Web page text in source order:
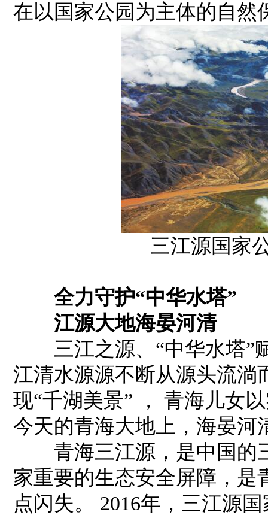
在以国家公园为主体的自然
三江源国家公
全力守护“中华水塔”
江源大地海晏河清
三江之源、“中华水塔”
江清水源源不断从源头流淌
现“千湖美景” ， 青海儿女
今天的青海大地上，海晏河
青海三江源，是中国的
家重要的生态安全屏障，是
点闪失。 2016年，三江源